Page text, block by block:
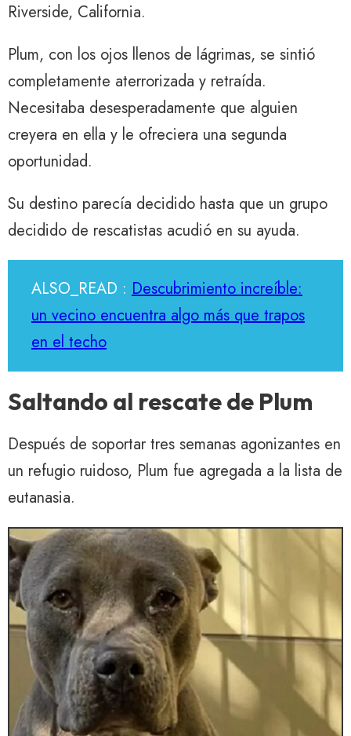
Riverside, California.
Plum, con los ojos llenos de lágrimas, se sintió
completamente aterrorizada y retraída.
Necesitaba desesperadamente que alguien
creyera en ella y le ofreciera una segunda
oportunidad.
Su destino parecía decidido hasta que un grupo
decidido de rescatistas acudió en su ayuda.
ALSO_READ : Descubrimiento increíble:
un vecino encuentra algo más que trapos
en el techo
Saltando al rescate de Plum
Después de soportar tres semanas agonizantes en
un refugio ruidoso, Plum fue agregada a la lista de
eutanasia.